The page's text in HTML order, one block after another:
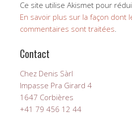
Ce site utilise Akismet pour
En savoir plus sur la façon dont
commentaires sont traitées.
Contact
Chez Denis Sàrl
Impasse Pra Girard 4
1647 Corbières
+41 79 456 12 44